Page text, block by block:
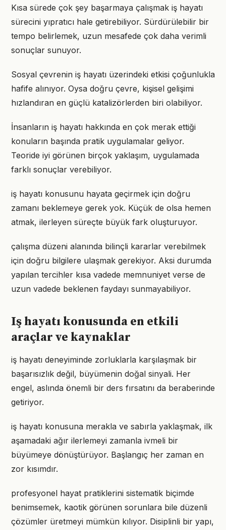
Kısa sürede çok şey başarmaya çalışmak iş hayatı
sürecini yıpratıcı hale getirebiliyor. Sürdürülebilir bir
tempo belirlemek, uzun mesafede çok daha verimli
sonuçlar sunuyor.
Sosyal çevrenin iş hayatı üzerindeki etkisi çoğunlukla
hafife alınıyor. Oysa doğru çevre, kişisel gelişimi
hızlandıran en güçlü katalizörlerden biri olabiliyor.
İnsanların iş hayatı hakkında en çok merak ettiği
konuların başında pratik uygulamalar geliyor.
Teoride iyi görünen birçok yaklaşım, uygulamada
farklı sonuçlar verebiliyor.
iş hayatı konusunu hayata geçirmek için doğru
zamanı beklemeye gerek yok. Küçük de olsa hemen
atmak, ilerleyen süreçte büyük fark oluşturuyor.
çalışma düzeni alanında bilinçli kararlar verebilmek
için doğru bilgilere ulaşmak gerekiyor. Aksi durumda
yapılan tercihler kısa vadede memnuniyet verse de
uzun vadede beklenen faydayı sunmayabiliyor.
Iş hayatı konusunda en etkili
araçlar ve kaynaklar
iş hayatı deneyiminde zorluklarla karşılaşmak bir
başarısızlık değil, büyümenin doğal sinyali. Her
engel, aslında önemli bir ders fırsatını da beraberinde
getiriyor.
iş hayatı konusuna merakla ve sabırla yaklaşmak, ilk
aşamadaki ağır ilerlemeyi zamanla ivmeli bir
büyümeye dönüştürüyor. Başlangıç her zaman en
zor kısımdır.
profesyonel hayat pratiklerini sistematik biçimde
benimsemek, kaotik görünen sorunlara bile düzenli
çözümler üretmeyi mümkün kılıyor. Disiplinli bir yapı,